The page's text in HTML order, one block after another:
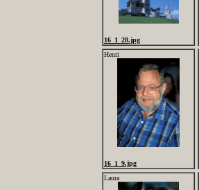
16_1_28.jpg
Henri
16_1_9.jpg
Laura